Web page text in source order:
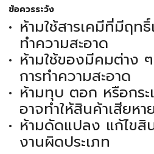
ข้อควรระวัง
ห้ามใช้สารเคมีที่มีฤท
ทำความสะอาด
ห้ามใช้ของมีคมต่าง
การทำความสะอาด
ห้ามทุบ ตอก หรือกระ
อาจทำให้สินค้าเสียหา
ห้ามดัดแปลง แก้ไขสิ
งานผิดประเภท